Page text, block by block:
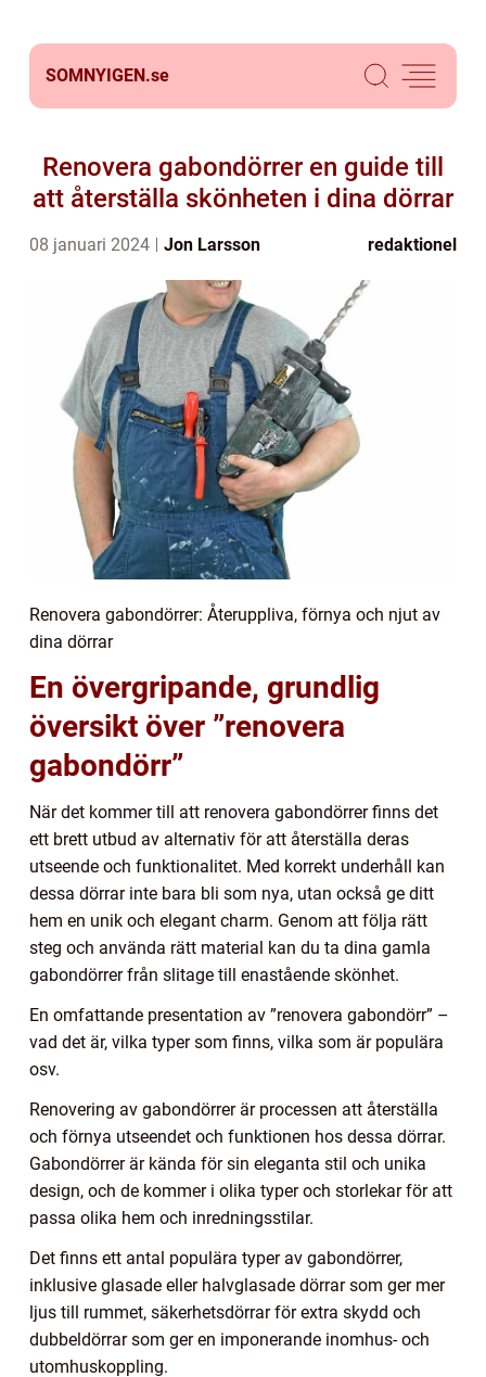
SOMNYIGEN.se
Renovera gabondörrer en guide till
att återställa skönheten i dina dörrar
08 januari 2024 Jon Larsson redaktionel
Renovera gabondörrer: Återuppliva, förnya och njut av
dina dörrar
En övergripande, grundlig
översikt över ”renovera
gabondörr”
När det kommer till att renovera gabondörrer finns det
ett brett utbud av alternativ för att återställa deras
utseende och funktionalitet. Med korrekt underhåll kan
dessa dörrar inte bara bli som nya, utan också ge ditt
hem en unik och elegant charm. Genom att följa rätt
steg och använda rätt material kan du ta dina gamla
gabondörrer från slitage till enastående skönhet.
En omfattande presentation av ”renovera gabondörr” –
vad det är, vilka typer som finns, vilka som är populära
osv.
Renovering av gabondörrer är processen att återställa
och förnya utseendet och funktionen hos dessa dörrar.
Gabondörrer är kända för sin eleganta stil och unika
design, och de kommer i olika typer och storlekar för att
passa olika hem och inredningsstilar.
Det finns ett antal populära typer av gabondörrer,
inklusive glasade eller halvglasade dörrar som ger mer
ljus till rummet, säkerhetsdörrar för extra skydd och
dubbeldörrar som ger en imponerande inomhus- och
utomhuskoppling.